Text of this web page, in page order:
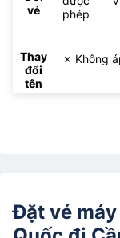
vé
phép
Thay
đổi
tên
✗ Không
Đặt vé